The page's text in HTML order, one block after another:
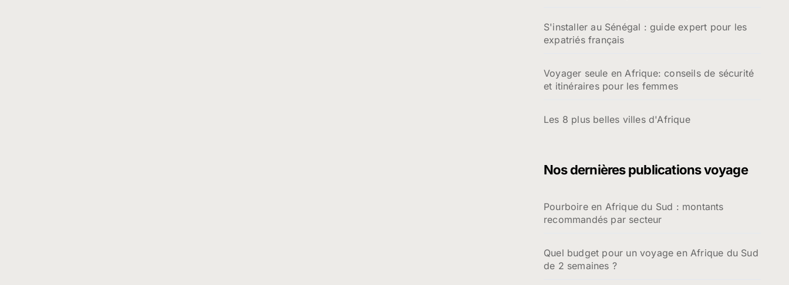
S'installer au Sénégal : guide expert pour les
expatriés français
Voyager seule en Afrique: conseils de sécurité
et itinéraires pour les femmes
Les 8 plus belles villes d'Afrique
Nos dernières publications voyage
Pourboire en Afrique du Sud : montants
recommandés par secteur
Quel budget pour un voyage en Afrique du Sud
de 2 semaines ?